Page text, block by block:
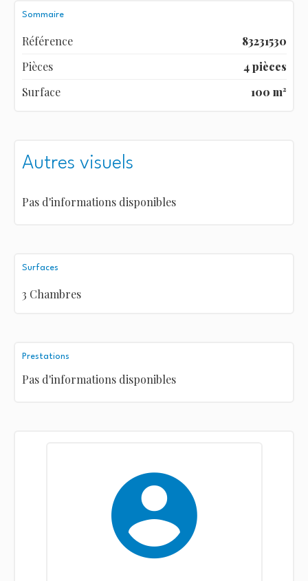
Sommaire
Référence
83231530
Pièces
4 pièces
Surface
100 m²
Autres visuels
Pas d'informations disponibles
Surfaces
3 Chambres
Prestations
Pas d'informations disponibles